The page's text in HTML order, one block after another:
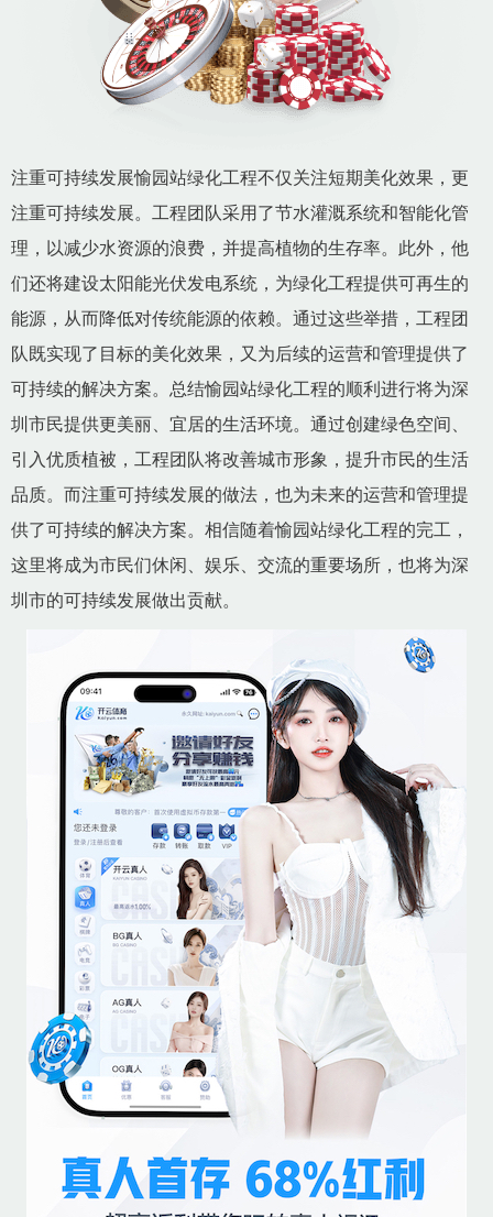
注重可持续发展愉园站绿化工程不仅关注短期美化效果，更
注重可持续发展。工程团队采用了节水灌溉系统和智能化管
理，以减少水资源的浪费，并提高植物的生存率。此外，他
们还将建设太阳能光伏发电系统，为绿化工程提供可再生的
能源，从而降低对传统能源的依赖。通过这些举措，工程团
队既实现了目标的美化效果，又为后续的运营和管理提供了
可持续的解决方案。总结愉园站绿化工程的顺利进行将为深
圳市民提供更美丽、宜居的生活环境。通过创建绿色空间、
引入优质植被，工程团队将改善城市形象，提升市民的生活
品质。而注重可持续发展的做法，也为未来的运营和管理提
供了可持续的解决方案。相信随着愉园站绿化工程的完工，
这里将成为市民们休闲、娱乐、交流的重要场所，也将为深
圳市的可持续发展做出贡献。